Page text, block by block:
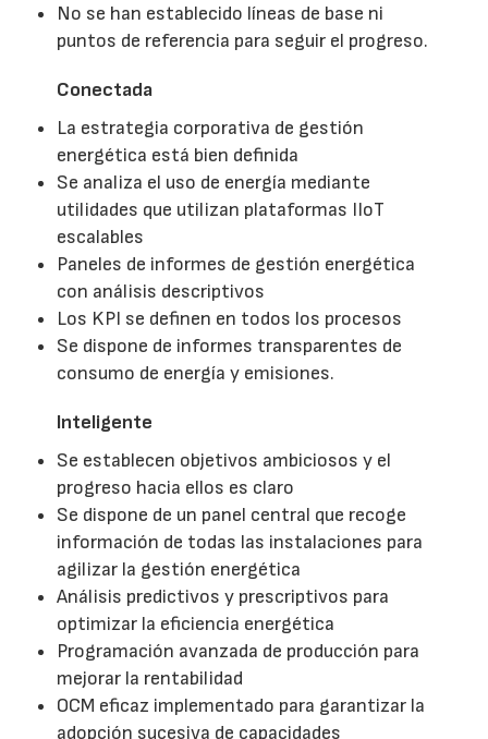
No se han establecido líneas de base ni
puntos de referencia para seguir el progreso.
Conectada
La estrategia corporativa de gestión
energética está bien definida
Se analiza el uso de energía mediante
utilidades que utilizan plataformas IIoT
escalables
Paneles de informes de gestión energética
con análisis descriptivos
Los KPI se definen en todos los procesos
Se dispone de informes transparentes de
consumo de energía y emisiones.
Inteligente
Se establecen objetivos ambiciosos y el
progreso hacia ellos es claro
Se dispone de un panel central que recoge
información de todas las instalaciones para
agilizar la gestión energética
Análisis predictivos y prescriptivos para
optimizar la eficiencia energética
Programación avanzada de producción para
mejorar la rentabilidad
OCM eficaz implementado para garantizar la
adopción sucesiva de capacidades